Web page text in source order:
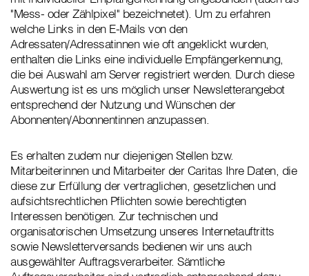
"Mess- oder Zählpixel" bezeichnetet). Um zu erfahren
welche Links in den E-Mails von den
Adressaten/Adressatinnen wie oft angeklickt wurden,
enthalten die Links eine individuelle Empfängerkennung,
die bei Auswahl am Server registriert werden. Durch diese
Auswertung ist es uns möglich unser Newsletterangebot
entsprechend der Nutzung und Wünschen der
Abonnenten/Abonnentinnen anzupassen.
Es erhalten zudem nur diejenigen Stellen bzw.
Mitarbeiterinnen und Mitarbeiter der Caritas Ihre Daten, die
diese zur Erfüllung der vertraglichen, gesetzlichen und
aufsichtsrechtlichen Pflichten sowie berechtigten
Interessen benötigen. Zur technischen und
organisatorischen Umsetzung unseres Internetauftritts
sowie Newsletterversands bedienen wir uns auch
ausgewählter Auftragsverarbeiter. Sämtliche